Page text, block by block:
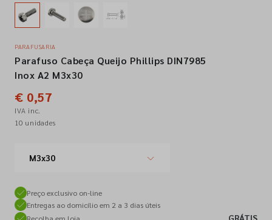
Contactos
Siga-nos nas redes sociais
PARAFUSARIA
Parafuso Cabeça Queijo Phillips DIN7985
Inox A2 M3x30
€ 0,57
IVA inc.
10 unidades
M3x30
Preço exclusivo on-line
Entregas ao domicílio em 2 a 3 dias úteis
Recolha em loja
GRÁTIS